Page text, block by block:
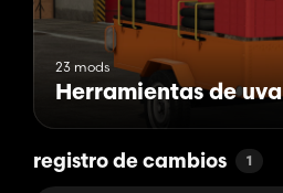
23 mods
Herramientas de uva
registro de cambios 1